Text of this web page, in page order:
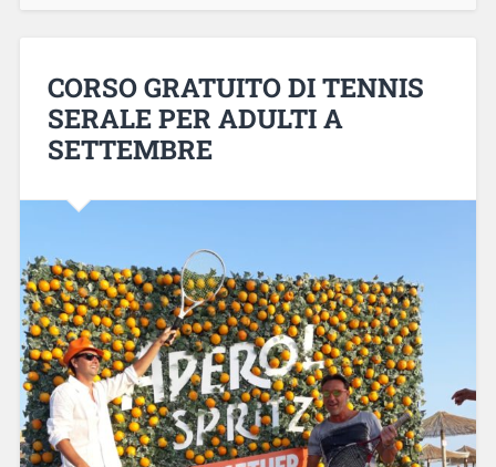
CORSO GRATUITO DI TENNIS
SERALE PER ADULTI A
SETTEMBRE